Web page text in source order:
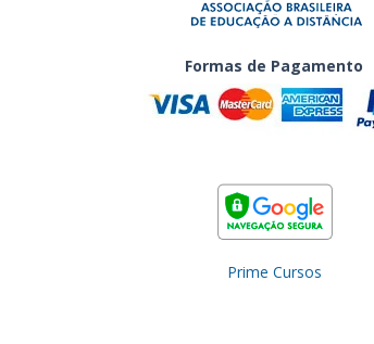
Formas de Pagamento
Prime Cursos